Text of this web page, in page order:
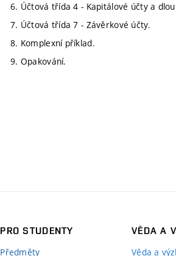
6. Účtová třída 4 - Kapitálové účty a
7. Účtová třída 7 - Závěrkové účty.
8. Komplexní příklad.
9. Opakování.
PRO STUDENTY
Předměty
VĚDA A
Věda a